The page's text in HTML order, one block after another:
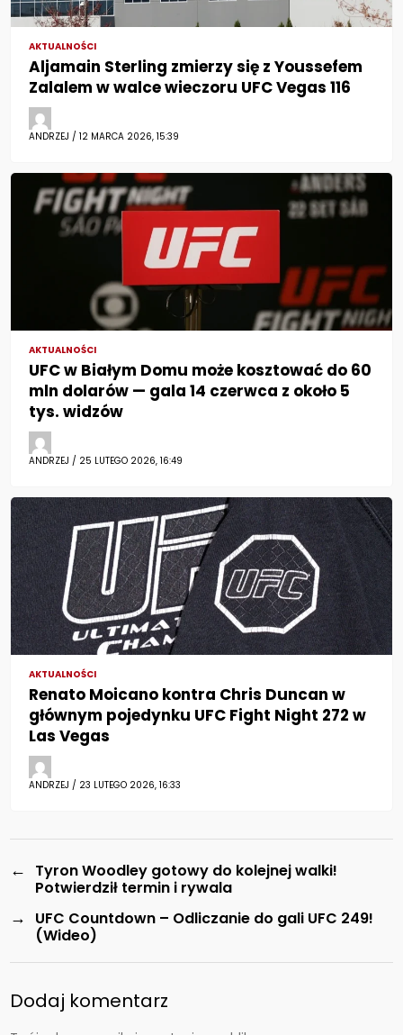
AKTUALNOŚCI
Aljamain Sterling zmierzy się z Youssefem
Zalalem w walce wieczoru UFC Vegas 116
ANDRZEJ / 12 MARCA 2026, 15:39
AKTUALNOŚCI
UFC w Białym Domu może kosztować do 60
mln dolarów — gala 14 czerwca z około 5
tys. widzów
ANDRZEJ / 25 LUTEGO 2026, 16:49
AKTUALNOŚCI
Renato Moicano kontra Chris Duncan w
głównym pojedynku UFC Fight Night 272 w
Las Vegas
ANDRZEJ / 23 LUTEGO 2026, 16:33
←
Tyron Woodley gotowy do kolejnej walki!
Potwierdził termin i rywala
→
UFC Countdown – Odliczanie do gali UFC 249!
(Wideo)
Dodaj komentarz